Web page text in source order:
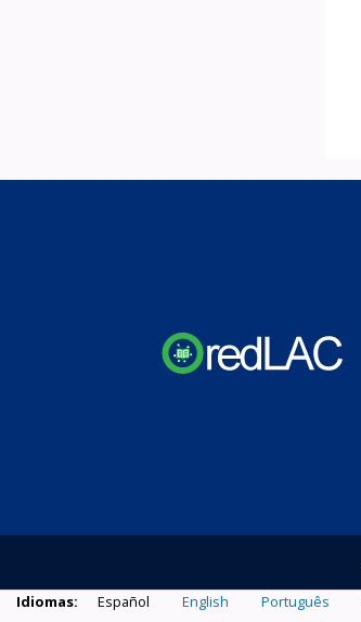
Idiomas: Español English Português